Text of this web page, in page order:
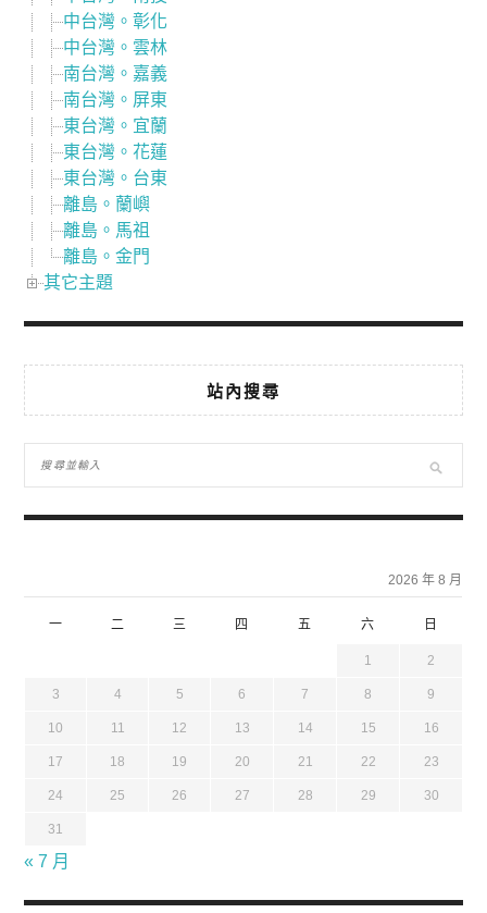
中台灣。彰化
中台灣。雲林
南台灣。嘉義
南台灣。屏東
東台灣。宜蘭
東台灣。花蓮
東台灣。台東
離島。蘭嶼
離島。馬祖
離島。金門
其它主題
站內搜尋
2026 年 8 月
一 二 三 四 五 六 日
1 2
3 4 5 6 7 8 9
10 11 12 13 14 15 16
17 18 19 20 21 22 23
24 25 26 27 28 29 30
31
« 7 月